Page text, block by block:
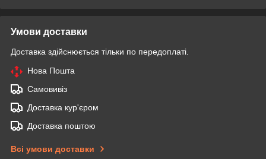
Умови доставки
Доставка здійснюється тільки по передоплаті.
Нова Пошта
Самовивіз
Доставка кур'єром
Доставка поштою
Всі умови доставки